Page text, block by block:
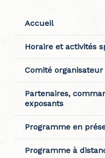
Accueil
Horaire et activités
Comité organisateur
Partenaires,
exposants
Programme en
Programme à